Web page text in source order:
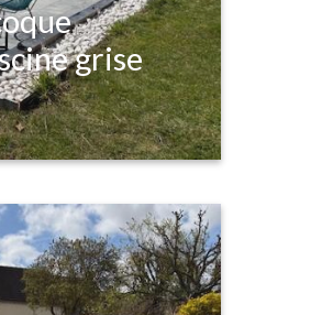
grise
vous rafraîchir
sûrement !